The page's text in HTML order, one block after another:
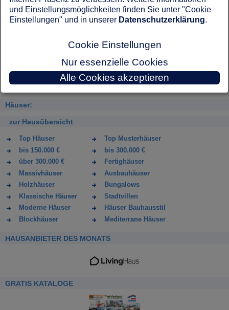
Häuser:
zur Hausübersicht
Top Häuser
Top Musterhäuser
bis 150.000 €
bis 300.000 €
über 300.000 €
Fertighäuser
Massivhäuser
Ausbauhäuser
Holzhäuser
Bungalows
Klassische Häuser
Stadtvillen
Moderne Häuser
Häuser Bauhausstil
Blockhäuser
Mediterrane Häuser
HAUSANBIETER DES MONATS
GRATIS KATALOGE
und Einstellungsmöglichkeiten finden Sie unter "Cookie
Einstellungen" und in unserer Datenschutzerklärung.
Cookie Einstellungen
Nur essenzielle Cookies
Alle Cookies akzeptieren